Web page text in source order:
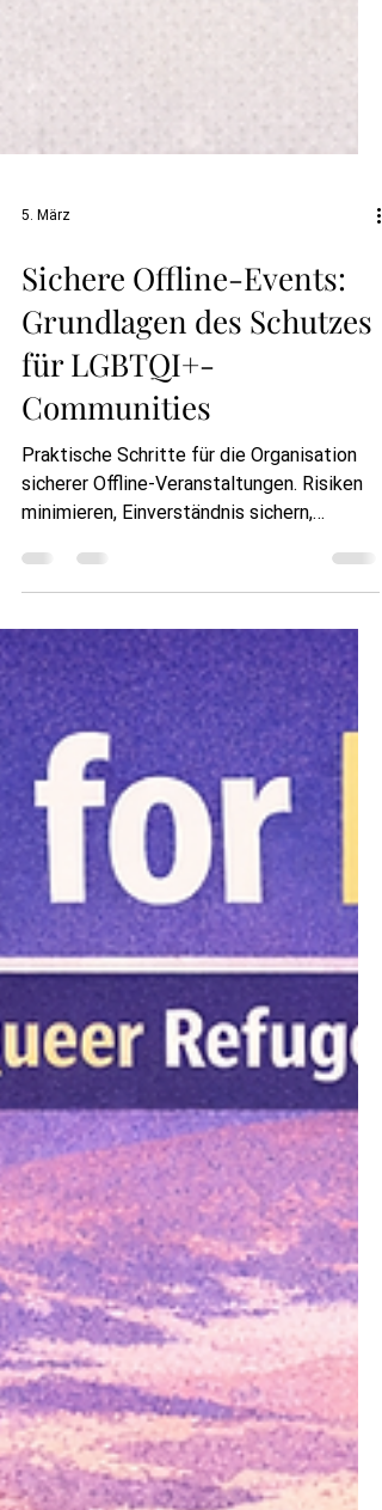
5. März
Sichere Offline-Events:
Grundlagen des Schutzes
für LGBTQI+-
Communities
minimieren, Einverständnis sichern,
Teilnehmer schützen. Praxisleitfaden: So
organisieren Sie sichere Offline-Events
Offline-Events für LGBTQI+-Communities
bieten Unterstützung und Empowerment,
bringen aber Verantwortung mit sich.
Sicherheit, Einverständnis und
Vorbereitung schützen Teilnehmende und
Organisierende. Dieser Leitfaden erklärt
Grundlagen des Schutzes,
Risikobewertung und Notfallpro